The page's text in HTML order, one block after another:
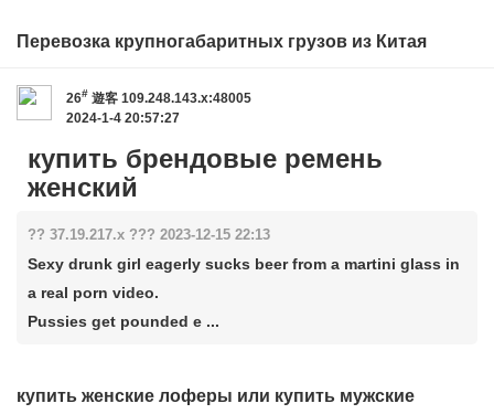
Перевозка крупногабаритных грузов из Китая
26# 遊客 109.248.143.x:48005
2024-1-4 20:57:27
купить брендовые ремень
женский
?? 37.19.217.x ??? 2023-12-15 22:13
Sexy drunk girl eagerly sucks beer from a martini glass in
a real porn video.
Pussies get pounded e ...
купить женские лоферы или купить мужские